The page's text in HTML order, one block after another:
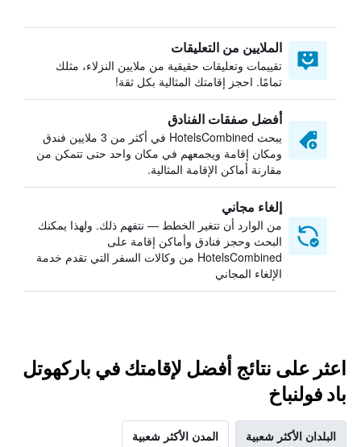
الملايين من التعليقات
تقييمات وتعليقات حقيقية من ملايين النزلاء، مثلك
تمامًا. احجز إقامتك المثالية بكل ثقة!
أفضل صفقات الفنادق
يبحث HotelsCombined في أكثر من 3 ملايين فندق
ومكان إقامة ويجمعهم في مكان واحد حتى تتمكن من
مقارنة أماكن الإقامة المثالية.
إلغاء مجاني
من الوارد أن تتغير الخطط — نتفهم ذلك. ولهذا يمكنك
البحث وحجز فنادق وأماكن إقامة على
HotelsCombined من وكالات السفر التي تقدم خدمة
الإلغاء المجاني
اعثر على نتائج أفضل لإقامتك في باركهوتل
باد فولنباخ
البلدان الأكثر شعبية المدن الأكثر شعبية